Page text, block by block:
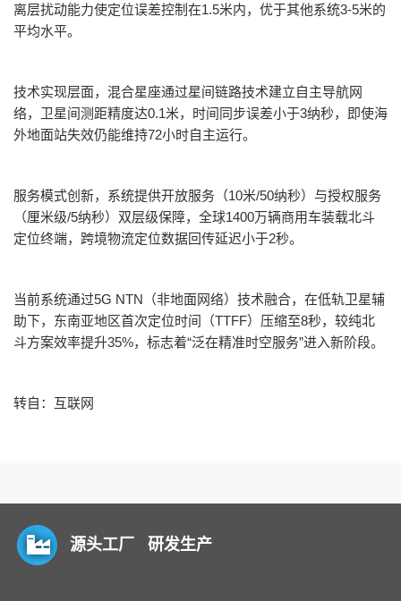
离层扰动能力使定位误差控制在1.5米内，优于其他系统3-5米的
平均水平。
技术实现层面，混合星座通过星间链路技术建立自主导航网
络，卫星间测距精度达0.1米，时间同步误差小于3纳秒，即使海
外地面站失效仍能维持72小时自主运行。
服务模式创新，系统提供开放服务（10米/50纳秒）与授权服务
（厘米级/5纳秒）双层级保障， 全球1400万辆商用车装载北斗
定位终端，跨境物流定位数据回传延迟小于2秒。
当前系统通过5G NTN （非地面网络）技术融合，在低轨卫星辅
助下，东南亚地区首次定位时间（TTFF）压缩至8秒，较纯北
斗方案效率提升35%，标志着“泛在精准时空服务”进入新阶段。
转自：互联网
源头工厂 研发生产